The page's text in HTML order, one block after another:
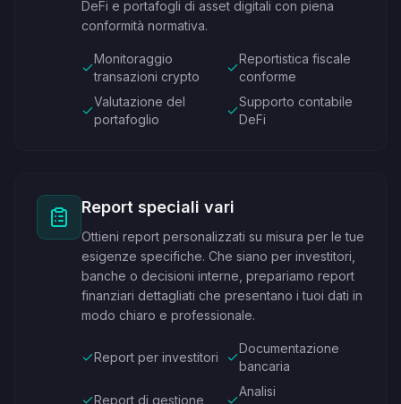
DeFi e portafogli di asset digitali con piena
conformità normativa.
Monitoraggio
transazioni crypto
Reportistica fiscale
conforme
Valutazione del
portafoglio
Supporto contabile
DeFi
Report speciali vari
Ottieni report personalizzati su misura per le tue
esigenze specifiche. Che siano per investitori,
banche o decisioni interne, prepariamo report
finanziari dettagliati che presentano i tuoi dati in
modo chiaro e professionale.
Report per investitori
Documentazione
bancaria
Report di gestione
Analisi